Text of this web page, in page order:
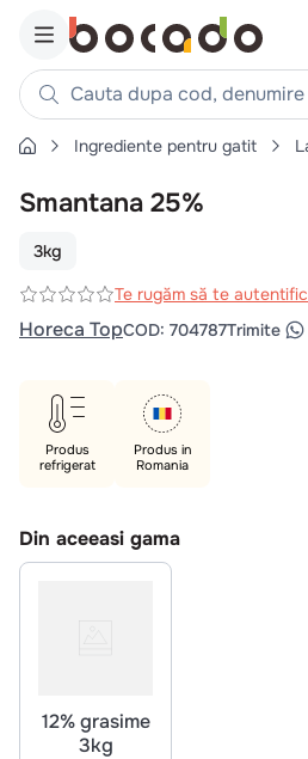
Cauta dupa cod, denumire
Căutări populare
1. cartofi
.
4
chifle
coaste
aripi
ceafa
10.pizza
Ingrediente pentru gatit
Smantana 25%
3kg
Te rugăm să te
Horeca TopCOD: 704787Trimite
Produs
refrigerat
Produs in
Romania
Din aceeasi gama
12% grasime
3kg